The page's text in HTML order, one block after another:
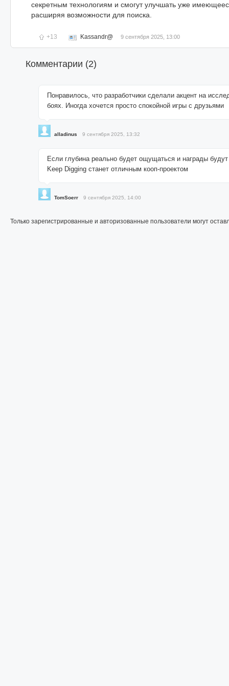
секретным технологиям и смогут улучшать уже
расширяя возможности для поиска.
+13 Kassandr@ 9 сентября 2025, 13:00
Комментарии (2)
Понравилось, что разработчики сделали акцент на
боях. Иногда хочется просто спокойной игры с друзьями
alladinus 9 сентября 2025, 13:32
Если глубина реально будет ощущаться и награды
Keep Digging станет отличным кооп-проектом
TomSoerr 9 сентября 2025, 14:00
Только зарегистрированные и авторизованные пользователи могут